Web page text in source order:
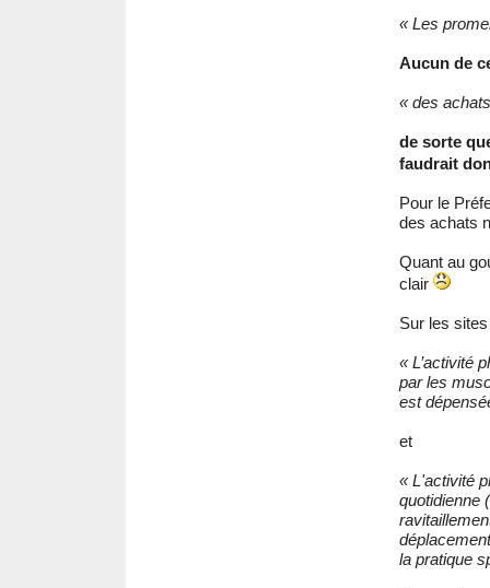
« Les
Aucun de
« des
de sorte
faudrait
Pour le
des achats
Quant au
clair
Sur les
« L’activité
par les
est
et
« L'activité
quotidienne
la pratique